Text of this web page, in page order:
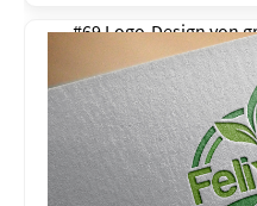
#69 Logo-Design von